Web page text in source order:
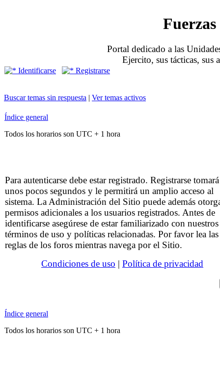
Portal dedicado a las
Ejercito, sus tácticas, sus
Identificarse Registrarse
Buscar temas sin respuesta | Ver temas activos
Índice general
Todos los horarios son UTC + 1 hora
Para autenticarse debe estar registrado. Registrarse
unos pocos segundos y le permitirá un amplio acceso al
sistema. La Administración del Sitio puede además
permisos adicionales a los usuarios registrados. Antes de
identificarse asegúrese de estar familiarizado con nuestros
términos de uso y políticas relacionadas. Por favor lea las
reglas de los foros mientras navega por el Sitio.
Condiciones de uso | Política de privacidad
Índice general
Todos los horarios son UTC + 1 hora